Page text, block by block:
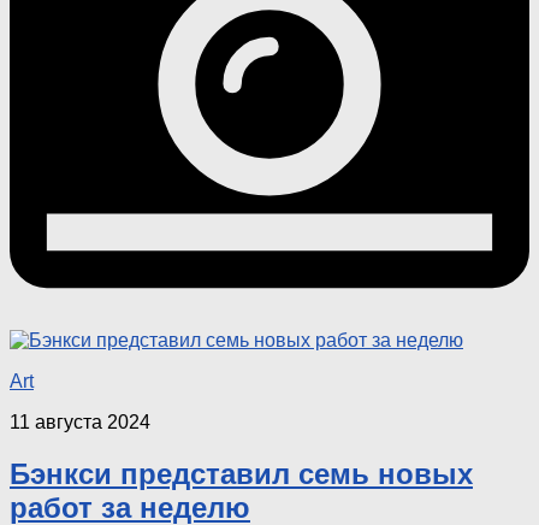
Art
11 августа 2024
Бэнкси представил семь новых
работ за неделю